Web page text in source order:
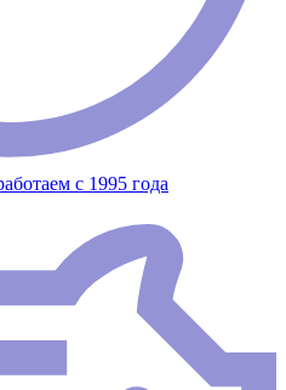
с 1995 года